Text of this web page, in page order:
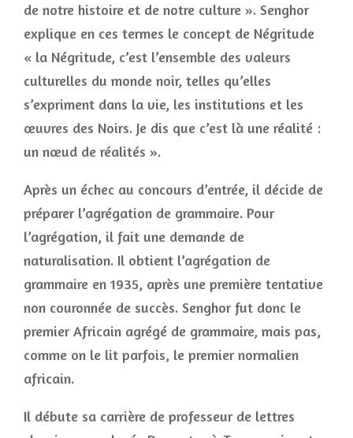
de notre histoire et de notre culture ». Senghor
explique en ces termes le concept de Négritude
« la Négritude, c’est l’ensemble des valeurs
culturelles du monde noir, telles qu’elles
s’expriment dans la vie, les institutions et les
œuvres des Noirs. Je dis que c’est là une réalité :
un nœud de réalités ».
Après un échec au concours d’entrée, il décide de
préparer l’agrégation de grammaire. Pour
l’agrégation, il fait une demande de
naturalisation. Il obtient l’agrégation de
grammaire en 1935, après une première tentative
non couronnée de succès. Senghor fut donc le
premier Africain agrégé de grammaire, mais pas,
comme on le lit parfois, le premier normalien
africain.
Il débute sa carrière de professeur de lettres